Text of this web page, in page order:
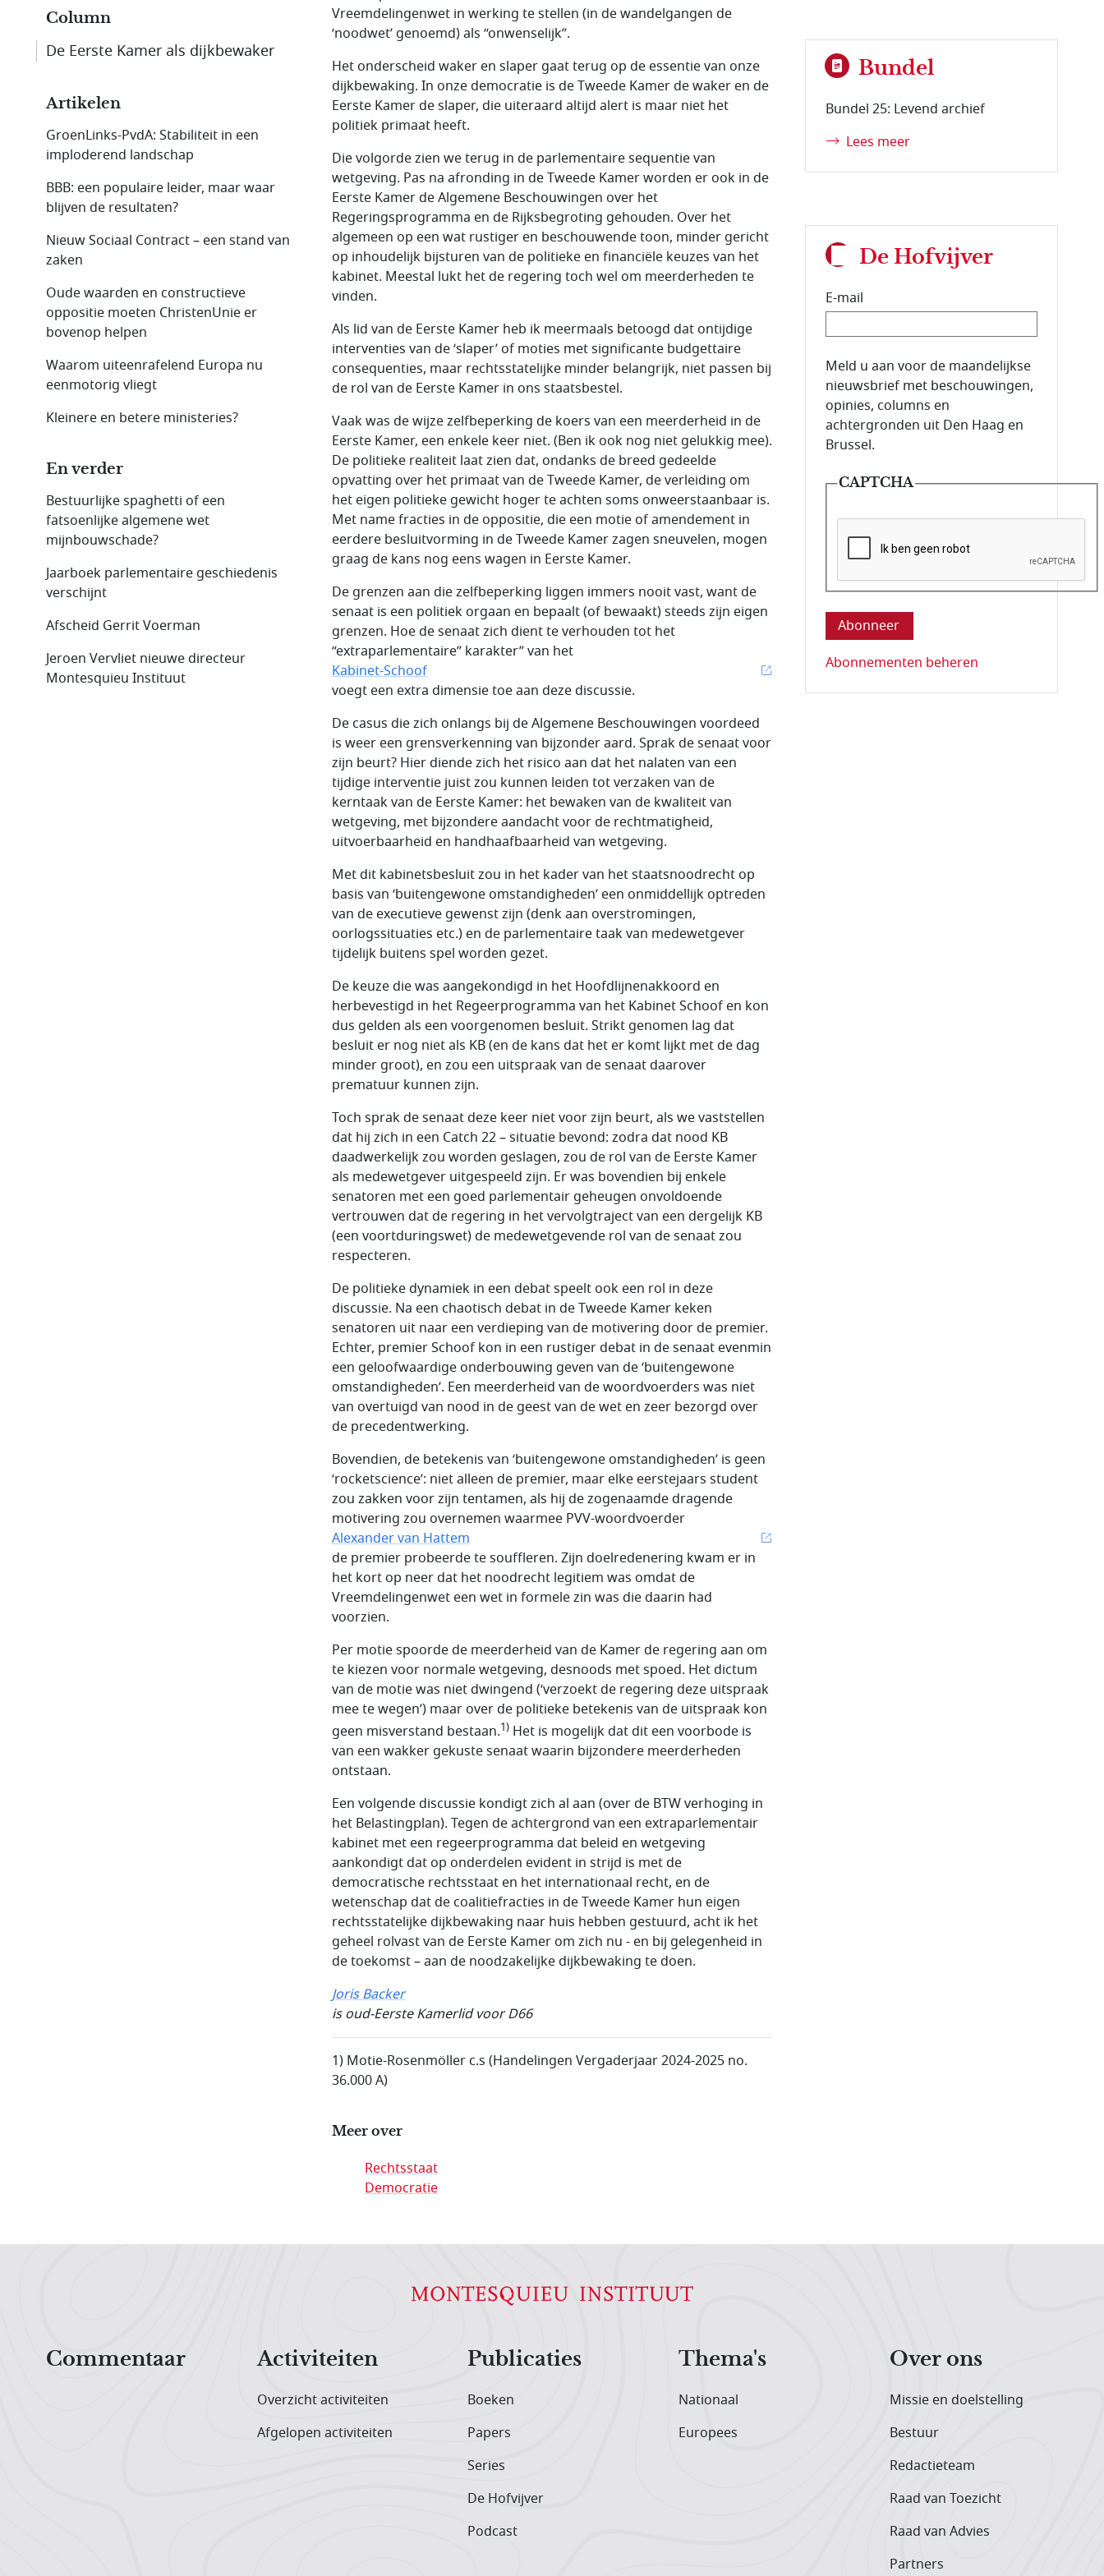
Vreemdelingenwet in werking te stellen (in de wandelgangen de
‘noodwet’ genoemd) als “onwenselijk”.
Het onderscheid waker en slaper gaat terug op de essentie van onze
dijkbewaking. In onze democratie is de Tweede Kamer de waker en de
Eerste Kamer de slaper, die uiteraard altijd alert is maar niet het
politiek primaat heeft.
Die volgorde zien we terug in de parlementaire sequentie van
wetgeving. Pas na afronding in de Tweede Kamer worden er ook in de
Eerste Kamer de Algemene Beschouwingen over het
Regeringsprogramma en de Rijksbegroting gehouden. Over het
algemeen op een wat rustiger en beschouwende toon, minder gericht
op inhoudelijk bijsturen van de politieke en financiële keuzes van het
kabinet. Meestal lukt het de regering toch wel om meerderheden te
vinden.
Als lid van de Eerste Kamer heb ik meermaals betoogd dat ontijdige
interventies van de ‘slaper’ of moties met significante budgettaire
consequenties, maar rechtsstatelijke minder belangrijk, niet passen bij
de rol van de Eerste Kamer in ons staatsbestel.
Vaak was de wijze zelfbeperking de koers van een meerderheid in de
Eerste Kamer, een enkele keer niet. (Ben ik ook nog niet gelukkig mee).
De politieke realiteit laat zien dat, ondanks de breed gedeelde
opvatting over het primaat van de Tweede Kamer, de verleiding om
het eigen politieke gewicht hoger te achten soms onweerstaanbaar is.
Met name fracties in de oppositie, die een motie of amendement in
eerdere besluitvorming in de Tweede Kamer zagen sneuvelen, mogen
graag de kans nog eens wagen in Eerste Kamer.
De grenzen aan die zelfbeperking liggen immers nooit vast, want de
senaat is een politiek orgaan en bepaalt (of bewaakt) steeds zijn eigen
grenzen. Hoe de senaat zich dient te verhouden tot het
“extraparlementaire” karakter” van het
Kabinet-Schoof
voegt een extra dimensie toe aan deze discussie.
De casus die zich onlangs bij de Algemene Beschouwingen voordeed
is weer een grensverkenning van bijzonder aard. Sprak de senaat voor
zijn beurt? Hier diende zich het risico aan dat het nalaten van een
tijdige interventie juist zou kunnen leiden tot verzaken van de
kerntaak van de Eerste Kamer: het bewaken van de kwaliteit van
wetgeving, met bijzondere aandacht voor de rechtmatigheid,
uitvoerbaarheid en handhaafbaarheid van wetgeving.
Met dit kabinetsbesluit zou in het kader van het staatsnoodrecht op
basis van ‘buitengewone omstandigheden’ een onmiddellijk optreden
van de executieve gewenst zijn (denk aan overstromingen,
oorlogssituaties etc.) en de parlementaire taak van medewetgever
tijdelijk buitens spel worden gezet.
De keuze die was aangekondigd in het Hoofdlijnenakkoord en
herbevestigd in het Regeerprogramma van het Kabinet Schoof en kon
dus gelden als een voorgenomen besluit. Strikt genomen lag dat
besluit er nog niet als KB (en de kans dat het er komt lijkt met de dag
minder groot), en zou een uitspraak van de senaat daarover
prematuur kunnen zijn.
Toch sprak de senaat deze keer niet voor zijn beurt, als we vaststellen
dat hij zich in een Catch 22 – situatie bevond: zodra dat nood KB
daadwerkelijk zou worden geslagen, zou de rol van de Eerste Kamer
als medewetgever uitgespeeld zijn. Er was bovendien bij enkele
senatoren met een goed parlementair geheugen onvoldoende
vertrouwen dat de regering in het vervolgtraject van een dergelijk KB
(een voortduringswet) de medewetgevende rol van de senaat zou
respecteren.
De politieke dynamiek in een debat speelt ook een rol in deze
discussie. Na een chaotisch debat in de Tweede Kamer keken
senatoren uit naar een verdieping van de motivering door de premier.
Echter, premier Schoof kon in een rustiger debat in de senaat evenmin
een geloofwaardige onderbouwing geven van de ‘buitengewone
omstandigheden’. Een meerderheid van de woordvoerders was niet
van overtuigd van nood in de geest van de wet en zeer bezorgd over
de precedentwerking.
Bovendien, de betekenis van ‘buitengewone omstandigheden’ is geen
‘rocketscience’: niet alleen de premier, maar elke eerstejaars student
zou zakken voor zijn tentamen, als hij de zogenaamde dragende
motivering zou overnemen waarmee PVV-woordvoerder
Alexander van Hattem
de premier probeerde te souffleren. Zijn doelredenering kwam er in
het kort op neer dat het noodrecht legitiem was omdat de
Vreemdelingenwet een wet in formele zin was die daarin had
voorzien.
Per motie spoorde de meerderheid van de Kamer de regering aan om
te kiezen voor normale wetgeving, desnoods met spoed. Het dictum
van de motie was niet dwingend (‘verzoekt de regering deze uitspraak
mee te wegen’) maar over de politieke betekenis van de uitspraak kon
geen misverstand bestaan.1) Het is mogelijk dat dit een voorbode is
van een wakker gekuste senaat waarin bijzondere meerderheden
ontstaan.
Een volgende discussie kondigt zich al aan (over de BTW verhoging in
het Belastingplan). Tegen de achtergrond van een extraparlementair
kabinet met een regeerprogramma dat beleid en wetgeving
aankondigt dat op onderdelen evident in strijd is met de
democratische rechtsstaat en het internationaal recht, en de
wetenschap dat de coalitiefracties in de Tweede Kamer hun eigen
rechtsstatelijke dijkbewaking naar huis hebben gestuurd, acht ik het
geheel rolvast van de Eerste Kamer om zich nu - en bij gelegenheid in
de toekomst – aan de noodzakelijke dijkbewaking te doen.
Joris Backer
is oud-Eerste Kamerlid voor D66
1) Motie-Rosenmöller c.s (Handelingen Vergaderjaar 2024-2025 no.
36.000 A)
Meer over
Rechtsstaat
Democratie
Column
De Eerste Kamer als dijkbewaker
Artikelen
GroenLinks-PvdA: Stabiliteit in een
imploderend landschap
BBB: een populaire leider, maar waar
blijven de resultaten?
Nieuw Sociaal Contract – een stand van
zaken
Oude waarden en constructieve
oppositie moeten ChristenUnie er
bovenop helpen
Waarom uiteenrafelend Europa nu
eenmotorig vliegt
Kleinere en betere ministeries?
En verder
Bestuurlijke spaghetti of een
fatsoenlijke algemene wet
mijnbouwschade?
Jaarboek parlementaire geschiedenis
verschijnt
Afscheid Gerrit Voerman
Jeroen Vervliet nieuwe directeur
Montesquieu Instituut
Bundel
Bundel 25: Levend archief
Lees meer
De Hofvijver
E-mail
E-mailadres van de abonnee.
Meld u aan voor de maandelijkse
nieuwsbrief met beschouwingen,
opinies, columns en
achtergronden uit Den Haag en
Brussel.
CAPTCHA
Deze vraag is om te controleren dat u
Abonnementen beheren
Commentaar
Activiteiten
Overzicht activiteiten
Afgelopen activiteiten
Publicaties
Boeken
Papers
Series
De Hofvijver
Podcast
Thema's
Nationaal
Europees
Over ons
Missie en doelstelling
Bestuur
Redactieteam
Raad van Toezicht
Raad van Advies
Partners